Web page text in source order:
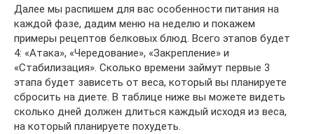
Далее мы распишем для вас особенности питания на
каждой фазе, дадим меню на неделю и покажем
примеры рецептов белковых блюд. Всего этапов будет
4: «Атака», «Чередование», «Закрепление» и
«Стабилизация». Сколько времени займут первые 3
этапа будет зависеть от веса, который вы планируете
сбросить на диете. В таблице ниже вы можете видеть
сколько дней должен длиться каждый исходя из веса,
на который планируете похудеть.